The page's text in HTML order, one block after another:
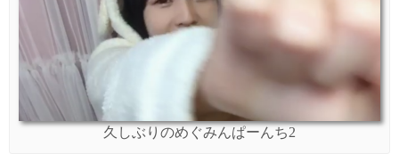
久しぶりのめぐみんぱーんち2